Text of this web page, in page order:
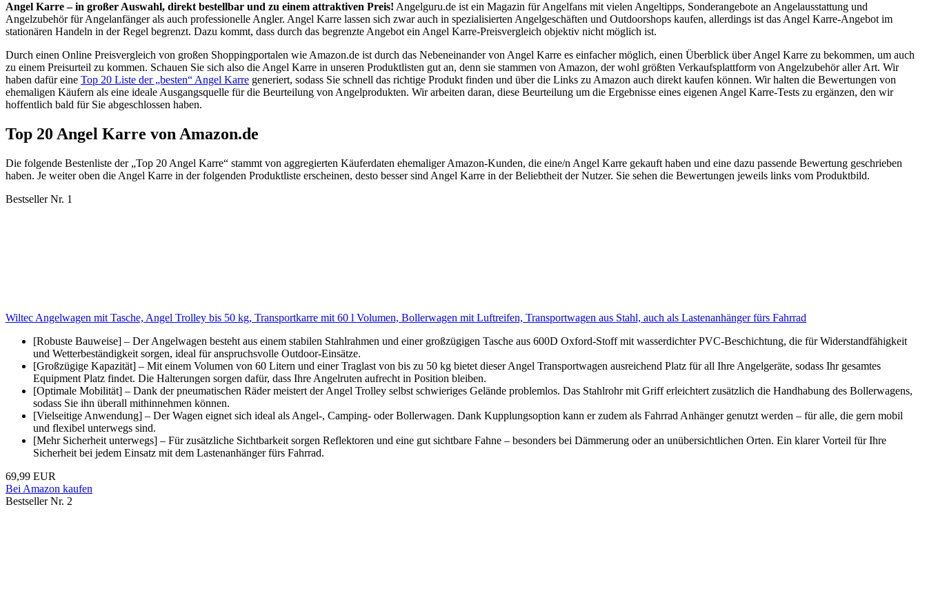
Angel Karre – in großer Auswahl, direkt bestellbar und zu einem attraktiven Preis! Angelguru.de ist ein Magazin für Angelfans mit vielen Angeltipps, Sonderangebote an Angelausstattung und
Angelzubehör für Angelanfänger als auch professionelle Angler. Angel Karre lassen sich zwar auch in spezialisierten Angelgeschäften und Outdoorshops kaufen, allerdings ist das Angel Karre-Angebot im
stationären Handeln in der Regel begrenzt. Dazu kommt, dass durch das begrenzte Angebot ein Angel Karre-Preisvergleich objektiv nicht möglich ist.
Durch einen Online Preisvergleich von großen Shoppingportalen wie Amazon.de ist durch das Nebeneinander von Angel Karre es einfacher möglich, einen Überblick über Angel Karre zu bekommen, um auch
zu einem Preisurteil zu kommen. Schauen Sie sich also die Angel Karre in unseren Produktlisten gut an, denn sie stammen von Amazon, der wohl größten Verkaufsplattform von Angelzubehör aller Art. Wir
haben dafür eine Top 20 Liste der „besten“ Angel Karre generiert, sodass Sie schnell das richtige Produkt finden und über die Links zu Amazon auch direkt kaufen können. Wir halten die Bewertungen von
ehemaligen Käufern als eine ideale Ausgangsquelle für die Beurteilung von Angelprodukten. Wir arbeiten daran, diese Beurteilung um die Ergebnisse eines eigenen Angel Karre-Tests zu ergänzen, den wir
hoffentlich bald für Sie abgeschlossen haben.
Top 20 Angel Karre von Amazon.de
Die folgende Bestenliste der „Top 20 Angel Karre“ stammt von aggregierten Käuferdaten ehemaliger Amazon-Kunden, die eine/n Angel Karre gekauft haben und eine dazu passende Bewertung geschrieben
haben. Je weiter oben die Angel Karre in der folgenden Produktliste erscheinen, desto besser sind Angel Karre in der Beliebtheit der Nutzer. Sie sehen die Bewertungen jeweils links vom Produktbild.
Bestseller Nr. 1
Wiltec Angelwagen mit Tasche, Angel Trolley bis 50 kg, Transportkarre mit 60 l Volumen, Bollerwagen mit Luftreifen, Transportwagen aus Stahl, auch als Lastenanhänger fürs Fahrrad
[Robuste Bauweise] – Der Angelwagen besteht aus einem stabilen Stahlrahmen und einer großzügigen Tasche aus 600D Oxford-Stoff mit wasserdichter PVC-Beschichtung, die für Widerstandfähigkeit
und Wetterbeständigkeit sorgen, ideal für anspruchsvolle Outdoor-Einsätze.
[Großzügige Kapazität] – Mit einem Volumen von 60 Litern und einer Traglast von bis zu 50 kg bietet dieser Angel Transportwagen ausreichend Platz für all Ihre Angelgeräte, sodass Ihr gesamtes
Equipment Platz findet. Die Halterungen sorgen dafür, dass Ihre Angelruten aufrecht in Position bleiben.
[Optimale Mobilität] – Dank der pneumatischen Räder meistert der Angel Trolley selbst schwieriges Gelände problemlos. Das Stahlrohr mit Griff erleichtert zusätzlich die Handhabung des Bollerwagens,
sodass Sie ihn überall mithinnehmen können.
[Vielseitige Anwendung] – Der Wagen eignet sich ideal als Angel-, Camping- oder Bollerwagen. Dank Kupplungsoption kann er zudem als Fahrrad Anhänger genutzt werden – für alle, die gern mobil
und flexibel unterwegs sind.
[Mehr Sicherheit unterwegs] – Für zusätzliche Sichtbarkeit sorgen Reflektoren und eine gut sichtbare Fahne – besonders bei Dämmerung oder an unübersichtlichen Orten. Ein klarer Vorteil für Ihre
Sicherheit bei jedem Einsatz mit dem Lastenanhänger fürs Fahrrad.
69,99 EUR
Bei Amazon kaufen
Bestseller Nr. 2